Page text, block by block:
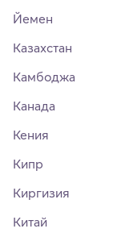
Йемен
Казахстан
Камбоджа
Канада
Кения
Кипр
Киргизия
Китай